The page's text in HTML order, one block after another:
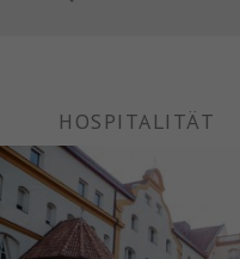
HOSPITALITÄT